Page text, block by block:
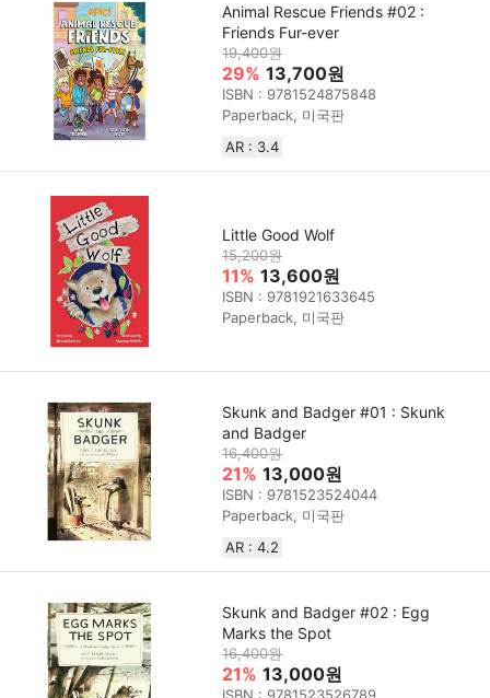
Animal Rescue Friends #02 :
Friends Fur-ever
19,400원
29% 13,700원
ISBN : 9781524875848
Paperback, 미국판
AR : 3.4
Little Good Wolf
15,200원
11% 13,600원
ISBN : 9781921633645
Paperback, 미국판
Skunk and Badger #01 : Skunk
and Badger
16,400원
21% 13,000원
ISBN : 9781523524044
Paperback, 미국판
AR : 4.2
Skunk and Badger #02 : Egg
Marks the Spot
16,400원
21% 13,000원
ISBN : 9781523526789